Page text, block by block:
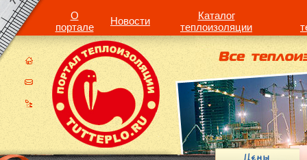
О
портале
Новости
Каталог
теплоизоляции